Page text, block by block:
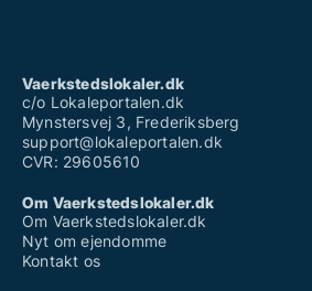
Vaerkstedslokaler.dk
c/o Lokaleportalen.dk
Mynstersvej 3, Frederiksberg
support@lokaleportalen.dk
CVR: 29605610
Om Vaerkstedslokaler.dk
Om Vaerkstedslokaler.dk
Nyt om ejendomme
Kontakt os